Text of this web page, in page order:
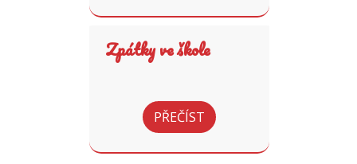
Zpátky ve škole
PŘEČÍST